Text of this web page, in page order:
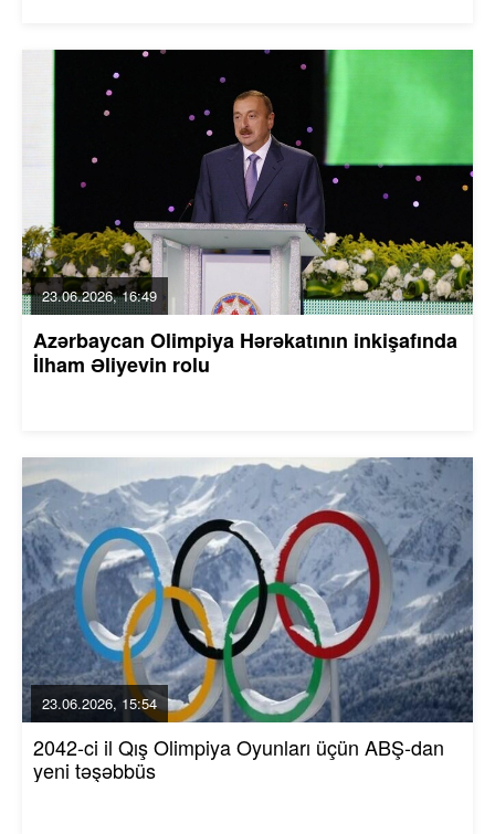
23.06.2026, 16:49
Azərbaycan Olimpiya Hərəkatının inkişafında
İlham Əliyevin rolu
23.06.2026, 15:54
2042-ci il Qış Olimpiya Oyunları üçün ABŞ-dan
yeni təşəbbüs